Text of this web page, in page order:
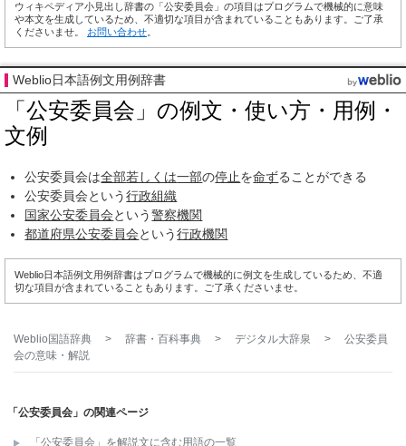
ウィキペディア小見出し辞書の「公安委員会」の項目はプログラムで機械的に意味
や本文を生成しているため、不適切な項目が含まれていることもあります。ご了承
くださいませ。 お問い合わせ。
Weblio日本語例文用例辞書
「公安委員会」の例文・使い方・用例・
文例
公安委員会は全部若しくは一部の停止を命ずることができる
公安委員会という行政組織
国家公安委員会という警察機関
都道府県公安委員会という行政機関
Weblio日本語例文用例辞書はプログラムで機械的に例文を生成しているため、不適
切な項目が含まれていることもあります。ご了承くださいませ。
Weblio国語辞典 > 辞書・百科事典 > デジタル大辞泉 >
公安委員
会の意味・解説
「公安委員会」の関連ページ
「公安委員会」を解説文に含む用語の一覧